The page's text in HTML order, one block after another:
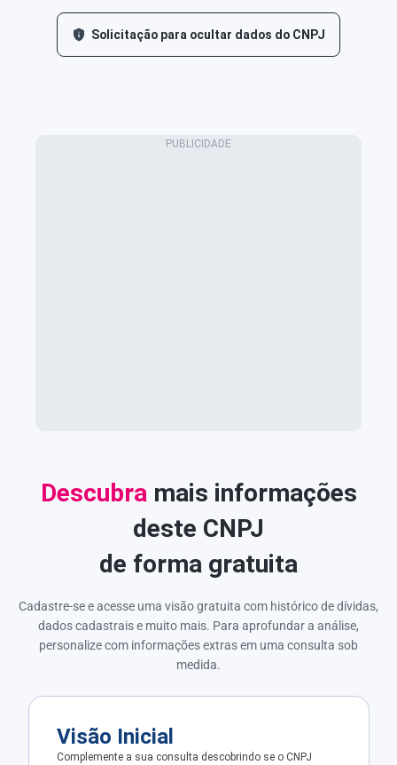
Solicitação para ocultar dados do CNPJ
Descubra mais informações
deste CNPJ
de forma gratuita
Cadastre-se e acesse uma visão gratuita com histórico de dívidas,
dados cadastrais e muito mais. Para aprofundar a análise,
personalize com informações extras em uma consulta sob
medida.
Visão Inicial
Complemente a sua consulta descobrindo se o CNPJ